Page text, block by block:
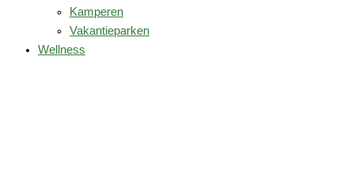
Kamperen
Vakantieparken
Wellness